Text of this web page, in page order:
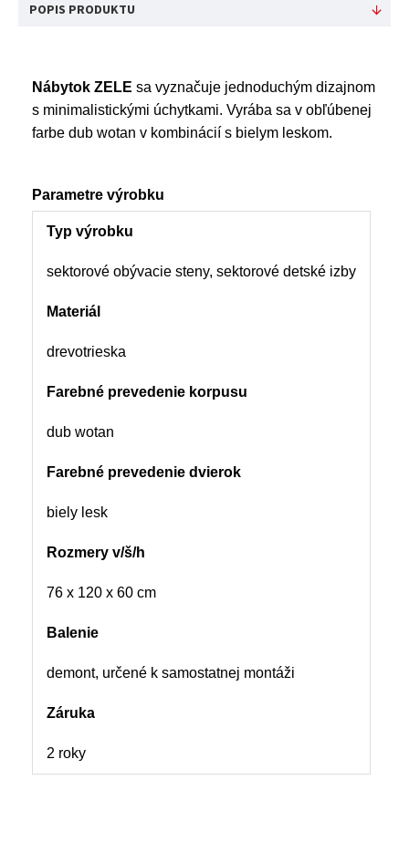
POPIS PRODUKTU
Nábytok ZELE sa vyznačuje jednoduchým dizajnom
s minimalistickými úchytkami. Vyrába sa v obľúbenej
farbe dub wotan v kombinácií s bielym leskom.
Parametre výrobku
Typ výrobku
sektorové obývacie steny, sektorové detské izby
Materiál
drevotrieska
Farebné prevedenie korpusu
dub wotan
Farebné prevedenie dvierok
biely lesk
Rozmery v/š/h
76 x 120 x 60 cm
Balenie
demont, určené k samostatnej montáži
Záruka
2 roky